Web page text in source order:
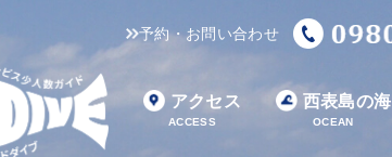
予約・お問い合わせ
アクセス
ACCESS
西表島の海
OCEAN